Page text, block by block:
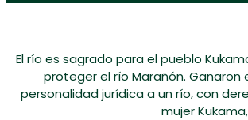
El río es sagrado para el pueblo
proteger el río Marañón. Ganaron
personalidad jurídica a un río, con
mujer